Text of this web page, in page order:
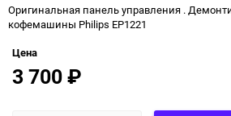
Оригинальная панель управления .
кофемашины Philips EP1221
Цена
3 700₽